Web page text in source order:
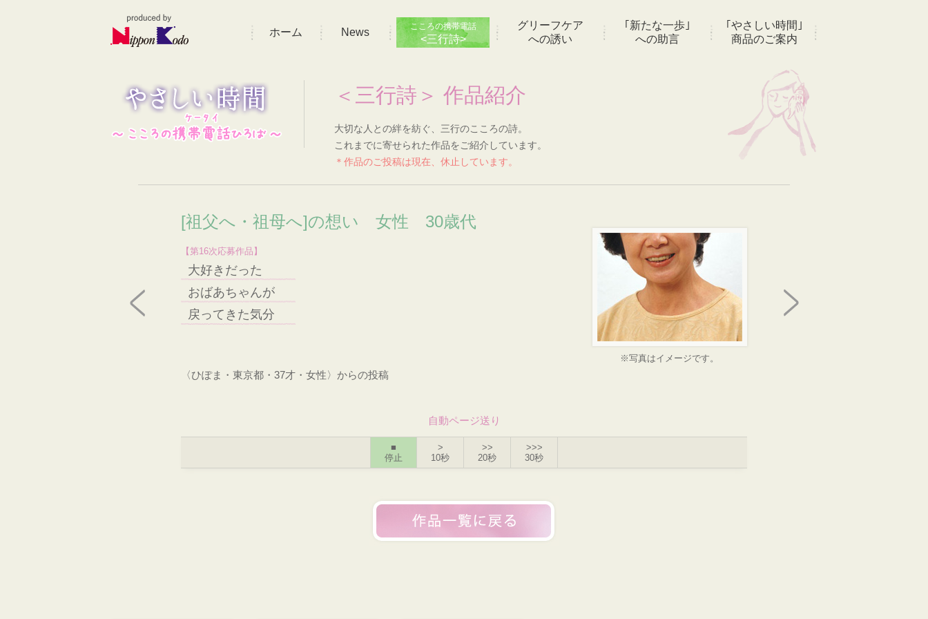
ホーム News こころの携帯電話
<三行詩>
グリーフケア
への誘い
｢新たな一歩｣
への助言
｢やさしい時間｣
商品のご案内
＜三行詩＞ 作品紹介
大切な人との絆を紡ぐ、三行のこころの詩。
これまでに寄せられた作品をご紹介しています。
＊作品のご投稿は現在、休止しています。
[祖父へ・祖母へ]の想い 女性 30歳代
【第16次応募作品】
大好きだった
おばあちゃんが
戻ってきた気分
※写真はイメージです。
〈ひぽま・東京都・37才・女性〉からの投稿
自動ページ送り
■
停止
>
10秒
>>
20秒
>>>
30秒